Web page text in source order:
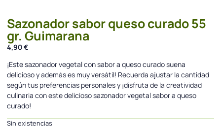
Sazonador sabor queso curado 55
gr. Guimarana
4,90€
¡Este sazonador vegetal con sabor a queso curado suena
delicioso y además es muy versátil! Recuerda ajustar la cantidad
según tus preferencias personales y ¡disfruta de la creatividad
culinaria con este delicioso sazonador vegetal sabor a queso
curado!
Sin existencias